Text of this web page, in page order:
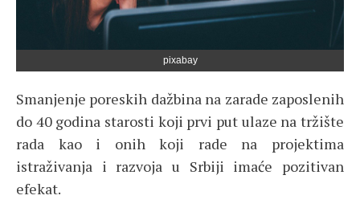
pixabay
Smanjenje poreskih dažbina na zarade zaposlenih
do 40 godina starosti koji prvi put ulaze na tržište
rada kao i onih koji rade na projektima
istraživanja i razvoja u Srbiji imaće pozitivan
efekat.